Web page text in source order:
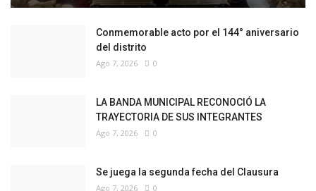
Conmemorable acto por el 144° aniversario
del distrito
Ago 7, 2026 0
LA BANDA MUNICIPAL RECONOCIÓ LA
TRAYECTORIA DE SUS INTEGRANTES
Ago 7, 2026 0
Se juega la segunda fecha del Clausura
Ago 7, 2026 0